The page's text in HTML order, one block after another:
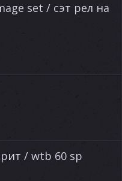
set / сэт рел на
/ wtb 60 sp